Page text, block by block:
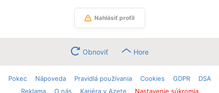
Nahlásiť profil
Obnoviť Hore
Pokec Nápoveda Pravidlá používania Cookies GDPR
DSA
Reklama
O nás Kariéra v Azete Nastavenie súkromia